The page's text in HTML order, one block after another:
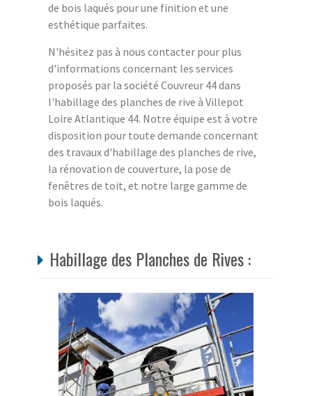
de bois laqués pour une finition et une
esthétique parfaites.
N'hésitez pas à nous contacter pour plus
d'informations concernant les services
proposés par la société Couvreur 44 dans
l'habillage des planches de rive à Villepot
Loire Atlantique 44. Notre équipe est à votre
disposition pour toute demande concernant
des travaux d'habillage des planches de rive,
la rénovation de couverture, la pose de
fenêtres de toit, et notre large gamme de
bois laqués.
Habillage des Planches de Rives :